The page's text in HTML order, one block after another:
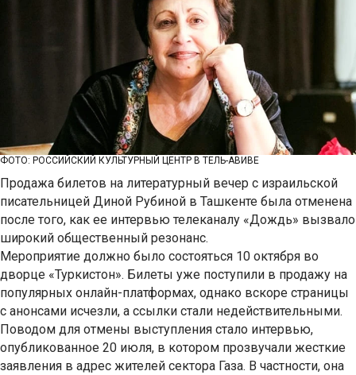
ФОТО: РОССИЙСКИЙ КУЛЬТУРНЫЙ ЦЕНТР В ТЕЛЬ-АВИВЕ
Продажа билетов на литературный вечер с израильской
писательницей Диной Рубиной в Ташкенте была отменена
после того, как ее интервью телеканалу «Дождь» вызвало
широкий общественный резонанс.
Мероприятие должно было состояться 10 октября во
дворце «Туркистон». Билеты уже поступили в продажу на
популярных онлайн-платформах, однако вскоре страницы
с анонсами исчезли, а ссылки стали недействительными.
Поводом для отмены выступления стало интервью,
опубликованное 20 июля, в котором прозвучали жесткие
заявления в адрес жителей сектора Газа. В частности, она